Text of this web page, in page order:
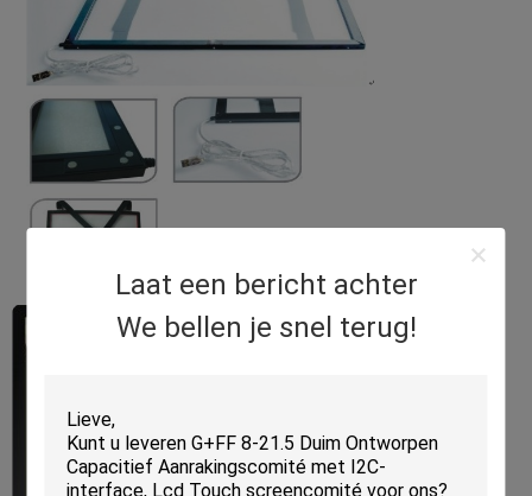
Laat een bericht achter
We bellen je snel terug!